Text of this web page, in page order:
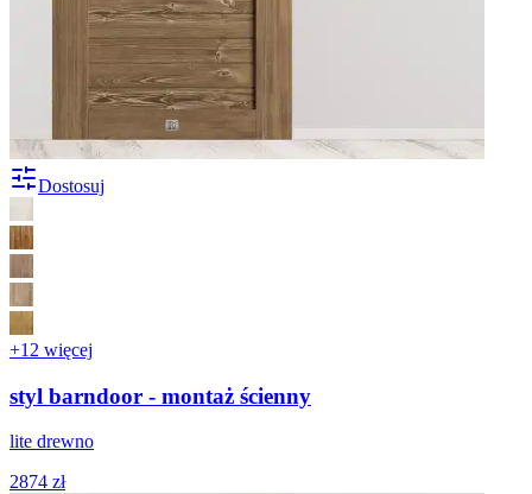
Dostosuj
+12 więcej
styl barndoor - montaż ścienny
lite drewno
2874 zł